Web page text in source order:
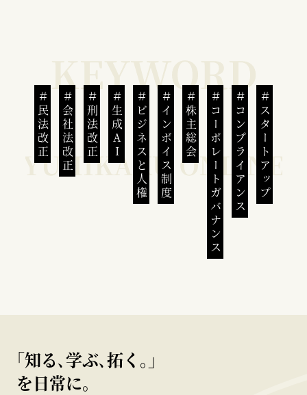
民法改正 会社法改正 刑法改正 生成AI ビジネスと人権インボイス制度 株主総会 コーポレートガバナンスコンプライアンススタートアップ
｢知る､学ぶ､拓く｡｣
を日常に。